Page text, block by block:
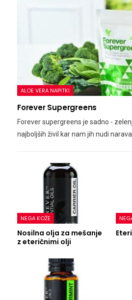
ALOE VERA NAPITKI
Forever Supergreens
Forever supergreens je sadno -
najboljših živil kar nam jih nudi
NEGA KOŽE
Nosilna olja za mešanje
z eteričnimi olji